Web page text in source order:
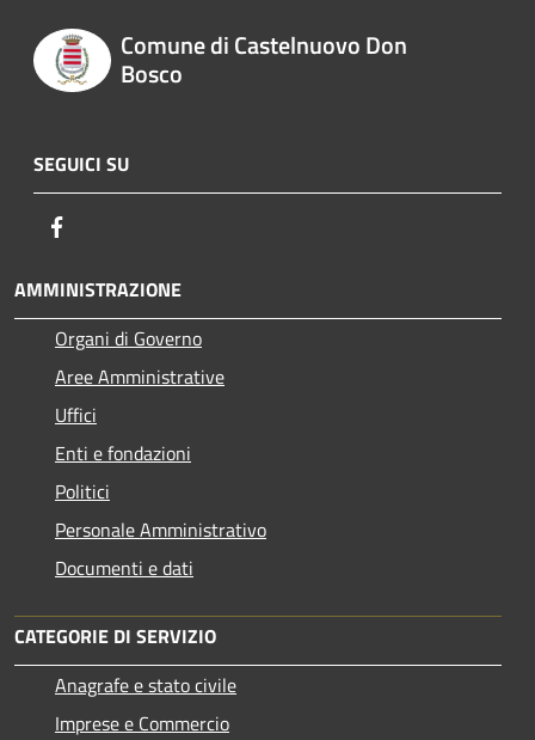
Comune di Castelnuovo Don
Bosco
SEGUICI SU
AMMINISTRAZIONE
Organi di Governo
Aree Amministrative
Uffici
Enti e fondazioni
Politici
Personale Amministrativo
Documenti e dati
CATEGORIE DI SERVIZIO
Anagrafe e stato civile
Imprese e Commercio